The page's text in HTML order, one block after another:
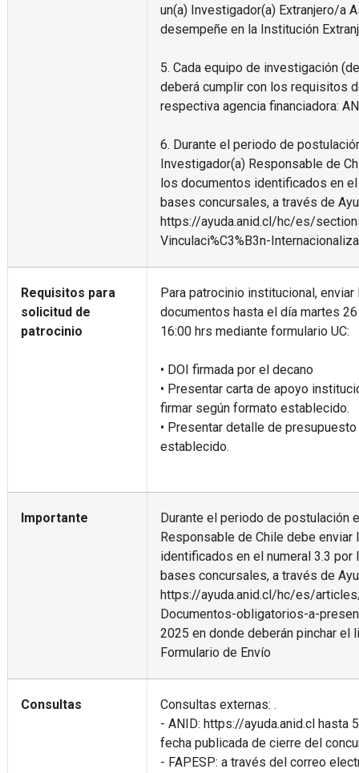
un(a) Investigador(a) Extranjero/a
desempeñe en la Institución
5. Cada equipo de investigación
deberá cumplir con los requisitos
respectiva agencia financiadora:
6. Durante el periodo de
Investigador(a) Responsable de
los documentos identificados en
bases concursales, a través de
https://ayuda.anid.cl/hc/es/
Vinculaci%C3%B3n-
Requisitos para
solicitud de
patrocinio
Para patrocinio institucional,
documentos hasta el día martes
16:00 hrs mediante formulario UC:
• DOI firmada por el decano
• Presentar carta de apoyo
firmar según formato establecido.
• Presentar detalle de
establecido.
Importante
Durante el periodo de postulación
Responsable de Chile debe
identificados en el numeral 3.3 por
bases concursales, a través de
https://ayuda.anid.cl/hc/es/
Documentos-obligatorios-a-
2025 en donde deberán pinchar el
Formulario de Envío
Consultas
Consultas externas: .
- ANID: https://ayuda.anid.cl hasta
fecha publicada de cierre del
- FAPESP: a través del correo